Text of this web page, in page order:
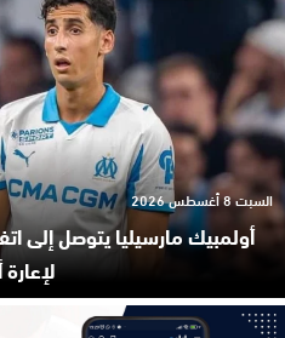
أولمبيك مارسيليا يتوصل إلى
لإعارة
السبت 8 أغسطس 2026